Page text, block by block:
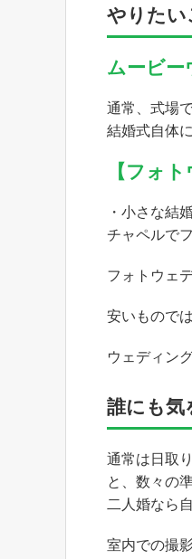
やりたい
ムービー
通常、式場
結婚式自体
【フォ
・小さな結
チャペルで
フォトウェ
安いもので
ウェディン
誰にも気
通常は日取
と、数々の
二人婚なら
室内での撮